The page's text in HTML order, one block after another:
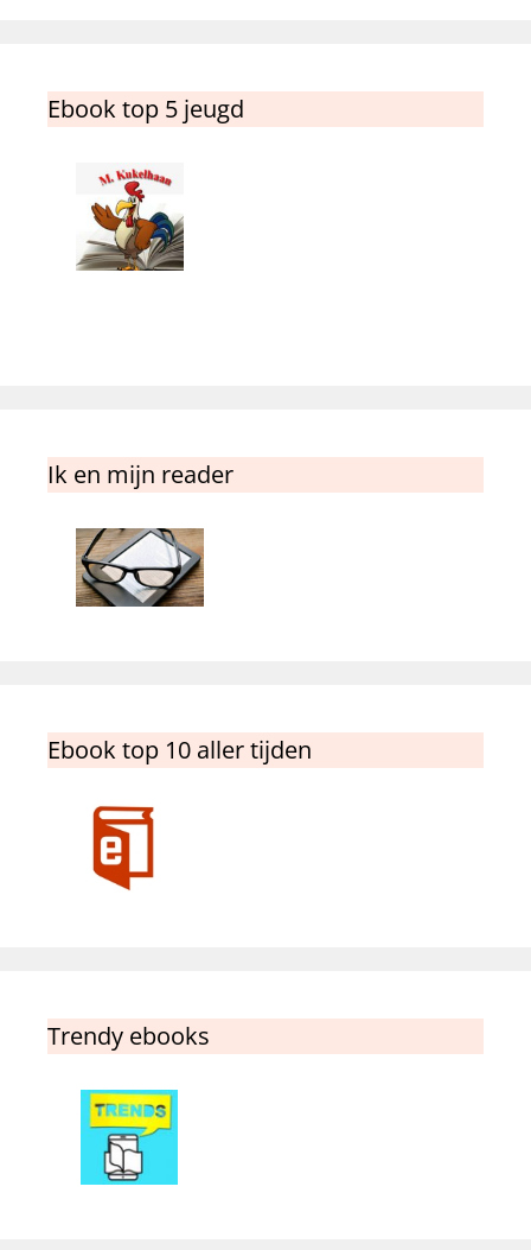
Ebook top 5 jeugd
Ik en mijn reader
Ebook top 10 aller tijden
Trendy ebooks